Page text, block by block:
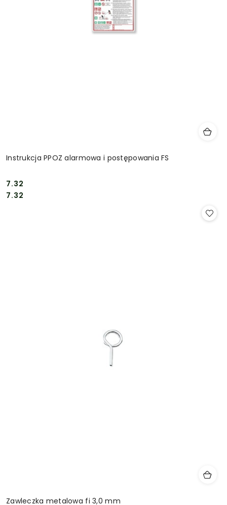
Instrukcja PPOZ alarmowa i postępowania FS
Cena:
7.32
Cena:
7.32
Zawleczka metalowa fi 3,0 mm